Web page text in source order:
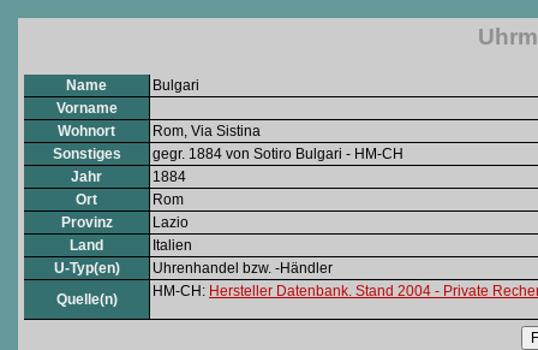
Name
Bulgari
Vorname
Wohnort
Rom, Via Sistina
Sonstiges
gegr. 1884 von Sotiro Bulgari - HM-CH
Jahr
1884
Ort
Rom
Provinz
Lazio
Land
Italien
U-Typ(en)
Uhrenhandel bzw. -Händler
Quelle(n)
HM-CH: Hersteller Datenbank. Stand 2004 - Private